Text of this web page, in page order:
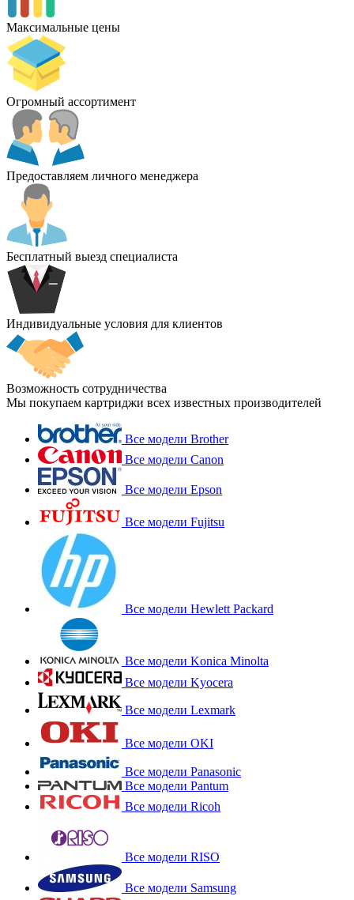
Максимальные цены
Огромный ассортимент
Предоставляем личного менеджера
Бесплатный выезд специалиста
Индивидуальные условия для клиентов
Возможность сотрудничества
Мы покупаем картриджи всех известных производителей
Все модели Brother
Все модели Canon
Все модели Epson
Все модели Fujitsu
Все модели Hewlett Packard
Все модели Konica Minolta
Все модели Kyocera
Все модели Lexmark
Все модели OKI
Все модели Panasonic
Все модели Pantum
Все модели Ricoh
Все модели RISO
Все модели Samsung